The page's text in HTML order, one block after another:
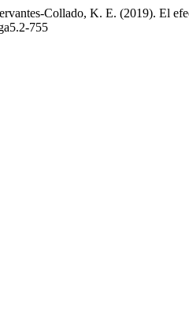
Collado, K. E. (2019). El
755